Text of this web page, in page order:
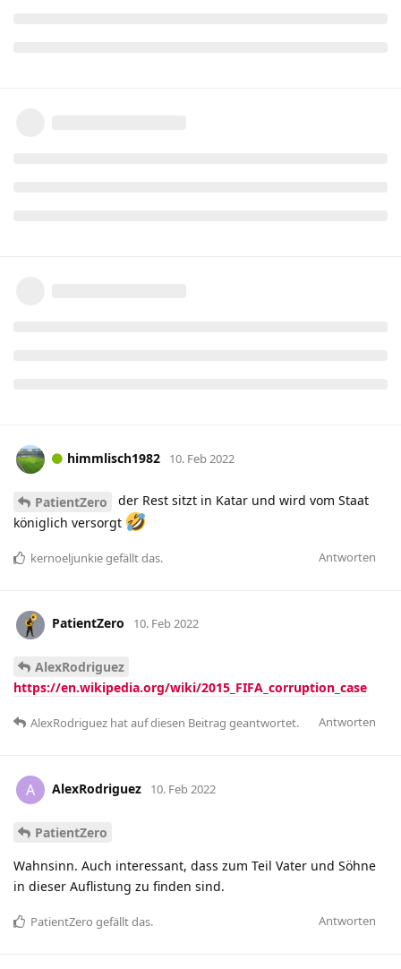
himmlisch1982 10. Feb 2022
PatientZero
der Rest sitzt in Katar und wird vom Staat
königlich versorgt
Antworten
kernoeljunkiegefällt das.
PatientZero 10. Feb 2022
AlexRodriguez
https://en.wikipedia.org/wiki/2015_FIFA_corruption_case
Antworten
AlexRodriguez hatauf diesen Beitrag geantwortet.
A AlexRodriguez 10. Feb 2022
PatientZero
Wahnsinn. Auch interessant, dass zum Teil Vater und Söhne
in dieser Auflistung zu finden sind.
Antworten
PatientZero gefällt das.